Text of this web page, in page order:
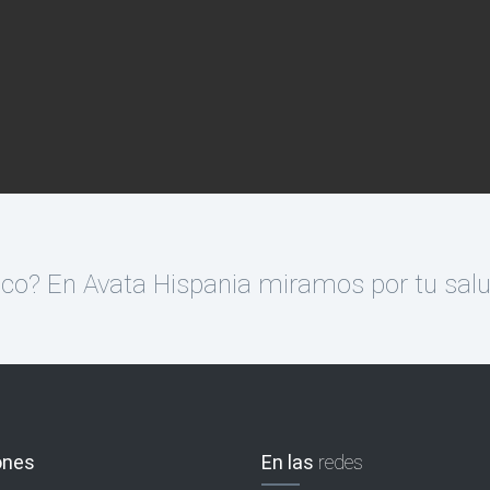
En Avata Hispania miramos por tu
En las redes